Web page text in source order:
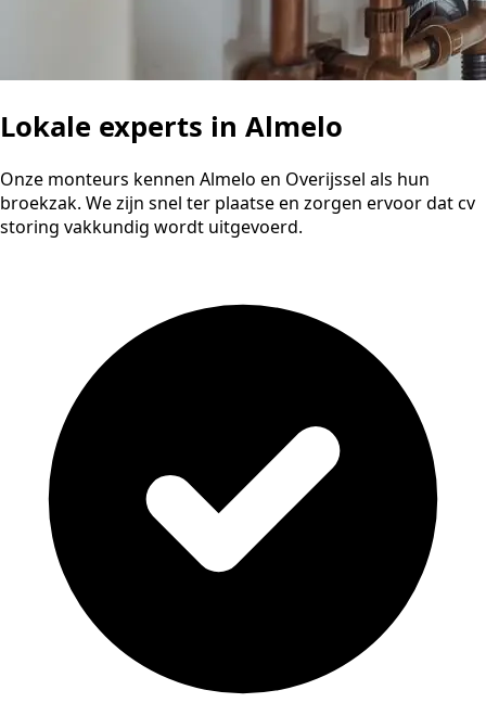
Lokale experts in Almelo
Onze monteurs kennen Almelo en Overijssel als hun
broekzak. We zijn snel ter plaatse en zorgen ervoor dat cv
storing vakkundig wordt uitgevoerd.